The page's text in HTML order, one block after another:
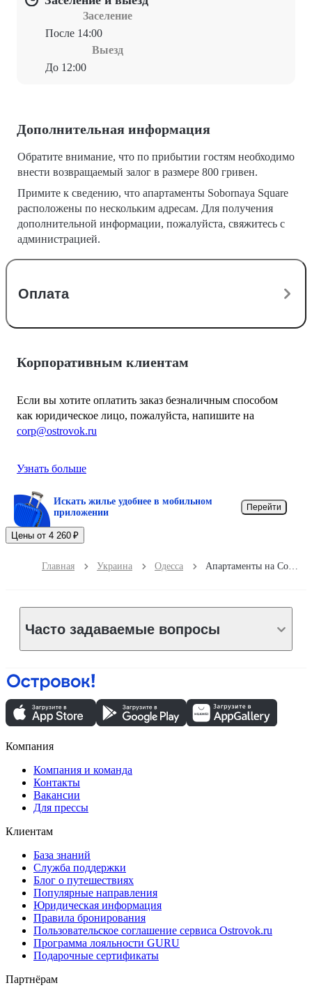
Заселение
После 14:00
Выезд
До 12:00
Дополнительная информация
Обратите внимание, что по прибытии гостям необходимо
внести возвращаемый залог в размере 800 гривен.
Примите к сведению, что апартаменты Sobornaya Square
расположены по нескольким адресам. Для получения
дополнительной информации, пожалуйста, свяжитесь с
администрацией.
Оплата
Корпоративным клиентам
Если вы хотите оплатить заказ безналичным способом
как юридическое лицо, пожалуйста, напишите на
corp@ostrovok.ru
Узнать больше
Искать жилье удобнее в мобильном
приложении
Перейти
Цены от 4 260 ₽
Главная Украина Одесса
Часто задаваемые вопросы
Компания
Компания и команда
Контакты
Вакансии
Для прессы
Клиентам
База знаний
Служба поддержки
Блог о путешествиях
Популярные направления
Юридическая информация
Правила бронирования
Пользовательское соглашение сервиса Ostrovok.ru
Программа лояльности GURU
Подарочные сертификаты
Партнёрам